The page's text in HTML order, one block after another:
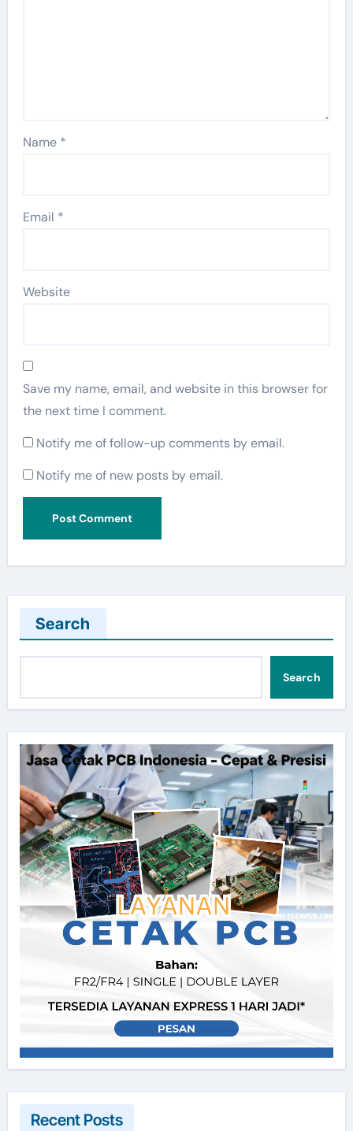
Name *
Email *
Website
Save my name, email, and website in this browser for
the next time I comment.
Notify me of follow-up comments by email.
Notify me of new posts by email.
Search
Search
Recent Posts